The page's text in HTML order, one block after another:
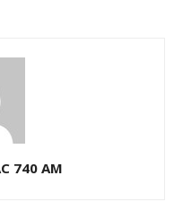
740 AM